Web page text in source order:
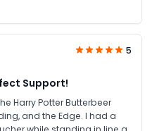
5
Support!
Harry Potter Butterbeer
and the Edge. I had a